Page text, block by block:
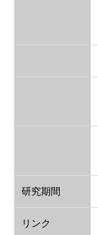
研究期間
リンク